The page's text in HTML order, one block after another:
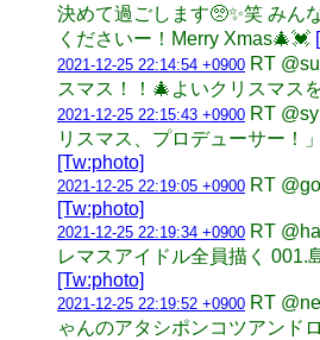
決めて過ごします🥺✨笑 みん
くださいー！Merry Xmas🎄💓
2021-12-25 22:14:54 +0900 RT
スマス！！🎄よいクリスマス
2021-12-25 22:15:43 +0900 RT
リスマス、プロデューサー！
[Tw:photo]
2021-12-25 22:19:05 +0900 RT
[Tw:photo]
2021-12-25 22:19:34 +0900 RT
レマスアイドル全員描く 001.
[Tw:photo]
2021-12-25 22:19:52 +0900 RT
ゃんのアタシポンコツアンド